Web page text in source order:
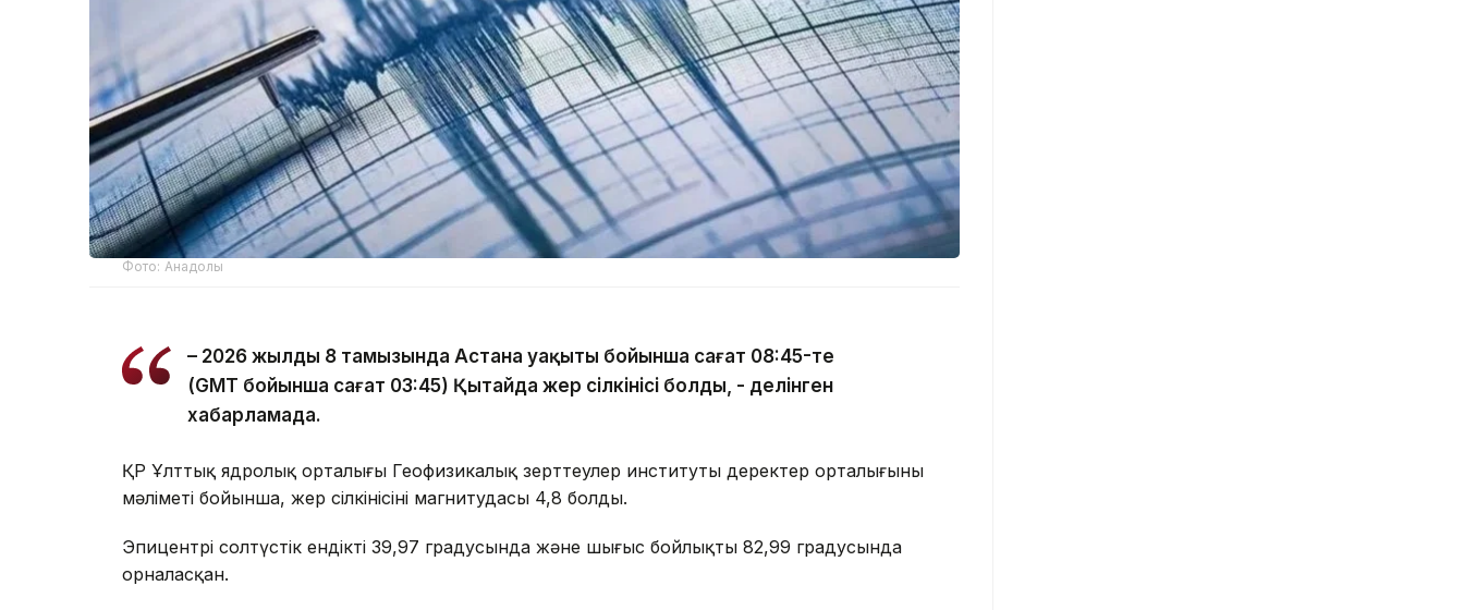
Фото: Анадолы
– 2026 жылдың 8 тамызында Астана уақыты бойынша сағат 08:45-те
(GMT бойынша сағат 03:45) Қытайда жер сілкінісі болды, - делінген
хабарламада.
ҚР Ұлттық ядролық орталығы Геофизикалық зерттеулер институты деректер орталығының
мәліметі бойынша, жер сілкінісінің магнитудасы 4,8 болды.
Эпицентрі солтүстік ендіктің 39,97 градусында және шығыс бойлықтың 82,99 градусында
орналасқан.